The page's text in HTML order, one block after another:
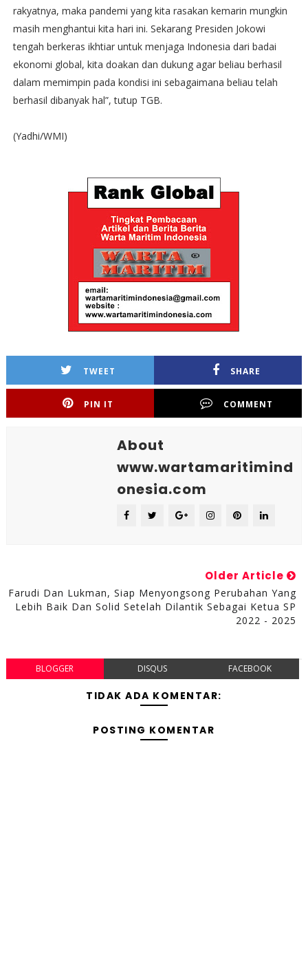
rakyatnya, maka pandemi yang kita rasakan kemarin mungkin
masih menghantui kita hari ini. Sekarang Presiden Jokowi
tengah berkeras ikhtiar untuk menjaga Indonesia dari badai
ekonomi global, kita doakan dan dukung agar beliau berhasil
dalam memimpin pada kondisi ini sebagaimana beliau telah
berhasil dibanyak hal”, tutup TGB.
(Yadhi/WMI)
TWEET SHARE
PIN IT COMMENT
About
www.wartamaritimind
onesia.com
Older Article
Farudi Dan Lukman, Siap Menyongsong Perubahan Yang
Lebih Baik Dan Solid Setelah Dilantik Sebagai Ketua SP
2022 - 2025
BLOGGER DISQUS FACEBOOK
TIDAK ADA KOMENTAR:
POSTING KOMENTAR